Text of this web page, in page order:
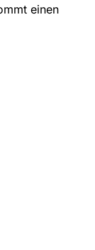
einen